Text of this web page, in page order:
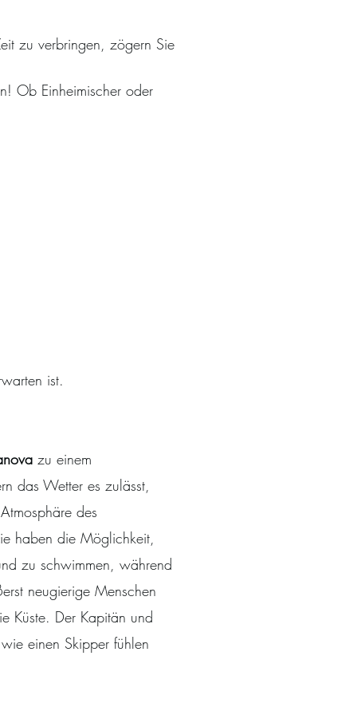
zu verbringen, zögern Sie
Ob Einheimischer oder
ist.
zu einem
das Wetter es zulässt,
des
haben die Möglichkeit,
zu schwimmen, während
neugierige Menschen
Küste. Der Kapitän und
einen Skipper fühlen